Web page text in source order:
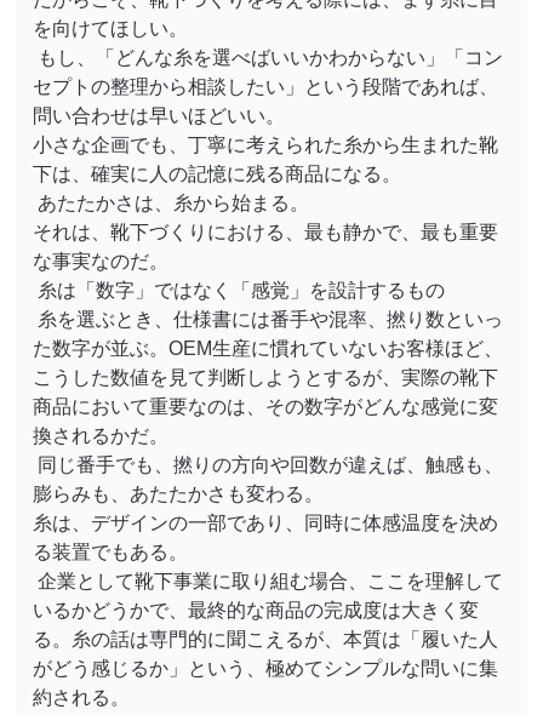
を向けてほしい。
もし、「どんな糸を選べばいいかわからない」「コン
セプトの整理から相談したい」という段階であれば、
問い合わせは早いほどいい。
小さな企画でも、丁寧に考えられた糸から生まれた靴
下は、確実に人の記憶に残る商品になる。
あたたかさは、糸から始まる。
それは、靴下づくりにおける、最も静かで、最も重要
な事実なのだ。
糸は「数字」ではなく「感覚」を設計するもの
糸を選ぶとき、仕様書には番手や混率、撚り数といっ
た数字が並ぶ。OEM生産に慣れていないお客様ほど、
こうした数値を見て判断しようとするが、実際の靴下
商品において重要なのは、その数字がどんな感覚に変
換されるかだ。
同じ番手でも、撚りの方向や回数が違えば、触感も、
膨らみも、あたたかさも変わる。
糸は、デザインの一部であり、同時に体感温度を決め
る装置でもある。
企業として靴下事業に取り組む場合、ここを理解して
いるかどうかで、最終的な商品の完成度は大きく変
る。糸の話は専門的に聞こえるが、本質は「履いた人
がどう感じるか」という、極めてシンプルな問いに集
約される。